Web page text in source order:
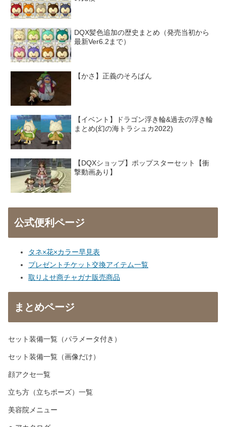
DQX髪色追加の歴史まとめ（発売当初から
最新Ver6.2まで）
【かさ】正義のそろばん
【イベント】ドラゴン浮き輪&過去の浮き輪
まとめ(幻の海トラシュカ2022)
【DQXショップ】ポップスターセット【衝
撃動画あり】
公式便利ページ
タネ×花×カラー早見表
プレゼントチケット交換アイテム一覧
取りよせ商チャガナ販売商品
まとめページ
セット装備一覧（パラメータ付き）
セット装備一覧（画像だけ）
顔アクセ一覧
立ち方（立ちポーズ）一覧
美容院メニュー